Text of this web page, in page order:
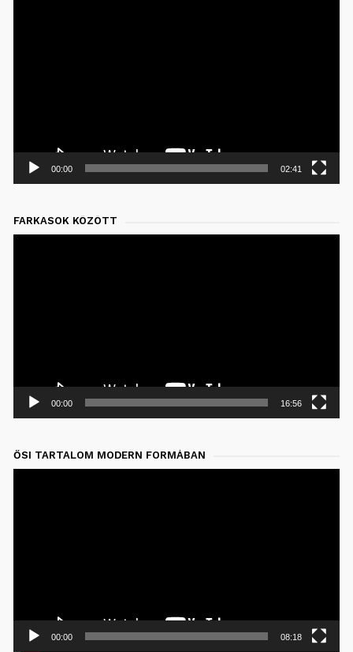
00:00 02:41
FARKASOK KÖZÖTT
00:00 16:56
ŐSI TARTALOM MODERN FORMÁBAN
00:00 08:18